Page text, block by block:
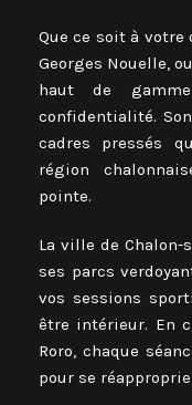
Que ce soit à
Georges Nouelle,
haut de
confidentialité.
cadres pressés
région
pointe.
La ville de Chalon-
ses parcs
vos sessions
être intérieur. En
Roro, chaque
pour se